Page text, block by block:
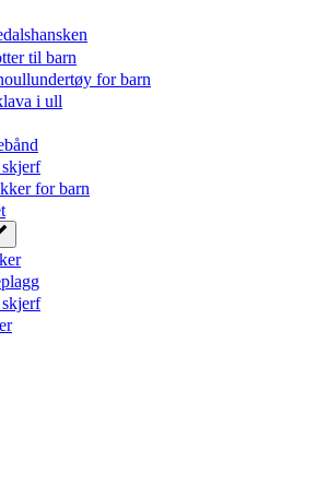
til barn
for barn
i ull
for barn